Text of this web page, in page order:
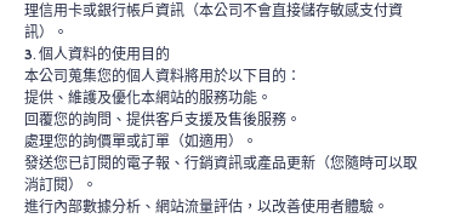
理信用卡或銀行帳戶資訊（本公司不會直接儲存敏感支付資
訊）。
3. 個人資料的使用目的
本公司蒐集您的個人資料將用於以下目的：
提供、維護及優化本網站的服務功能。
回覆您的詢問、提供客戶支援及售後服務。
處理您的詢價單或訂單（如適用）。
發送您已訂閱的電子報、行銷資訊或產品更新（您隨時可以取
消訂閱）。
進行內部數據分析、網站流量評估，以改善使用者體驗。